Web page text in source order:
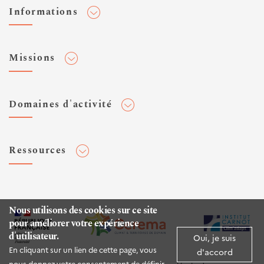
Nous utilisons des cookies sur ce site
pour améliorer votre expérience
d'utilisateur.
En cliquant sur un lien de cette page, vous
Oui, je suis
d'accord
Informations
Flux RSS
Veilles et newsletters
Expertises Territoires
Espace presse
Missions
Normalisation
Domaines d'activité
Infrastructures de transport
Environnement et risques
Mer et littoral
Ressources
Rapports d'étude
Publications HAL
Documentation routière (DTRF)